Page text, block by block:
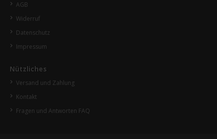
AGB
Widerruf
Datenschutz
Impressum
Nützliches
Versand und Zahlung
Kontakt
Fragen und Antworten FAQ